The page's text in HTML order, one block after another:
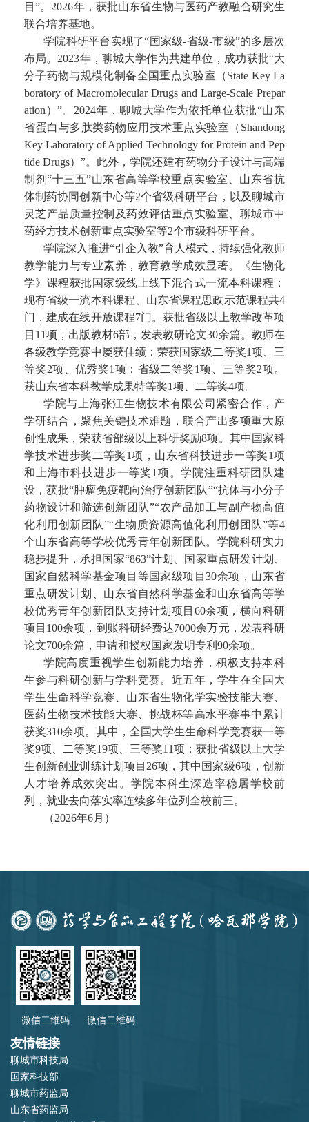
目”。2026年，获批山东省生物与医药产教融合研究生
联合培养基地。
学院科研平台实现了“国家级-省级-市级”的多层次
布局。2023年，聊城大学作为共建单位，成功获批“大
分子药物与规模化制备全国重点实验室（State Key La
boratory of Macromolecular Drugs and Large-Scale Prepar
ation）”。2024年，聊城大学作为依托单位获批“山东
省蛋白与多肽类药物应用技术重点实验室（Shandong
Key Laboratory of Applied Technology for Protein and Pep
tide Drugs）”。此外，学院还建有药物分子设计与高端
制剂“十三五”山东省高等学校重点实验室、山东省抗
体制药协同创新中心等2个省级科研平台，以及聊城市
灵芝产品质量控制及药效评估重点实验室、聊城市中
药经方技术创新重点实验室等2个市级科研平台。
学院深入推进“引企入教”育人模式，持续强化教师
教学能力与专业素养，教育教学成效显著。《生物化
学》课程获批国家级线上线下混合式一流本科课程；
现有省级一流本科课程、山东省课程思政示范课程共4
门，建成在线开放课程7门。获批省级以上教学改革项
目11项，出版教材6部，发表教研论文30余篇。教师在
各级教学竞赛中屡获佳绩：荣获国家级二等奖1项、三
等奖2项、优秀奖1项；省级二等奖1项、三等奖2项。
获山东省本科教学成果特等奖1项、二等奖4项。
学院与上海张江生物技术有限公司紧密合作，产
学研结合，聚焦关键技术难题，联合产出多项重大原
创性成果，荣获省部级以上科研奖励8项。其中国家科
学技术进步奖二等奖1项，山东省科技进步一等奖1项
和上海市科技进步一等奖1项。学院注重科研团队建
设，获批“肿瘤免疫靶向治疗创新团队”“抗体与小分子
药物设计和筛选创新团队”“农产品加工与副产物高值
化利用创新团队”“生物质资源高值化利用创团队”等4
个山东省高等学校优秀青年创新团队。学院科研实力
稳步提升，承担国家“863”计划、国家重点研发计划、
国家自然科学基金项目等国家级项目30余项，山东省
重点研发计划、山东省自然科学基金和山东省高等学
校优秀青年创新团队支持计划项目60余项，横向科研
项目100余项，到账科研经费达7000余万元，发表科研
论文700余篇，申请和授权国家发明专利90余项。
学院高度重视学生创新能力培养，积极支持本科
生参与科研创新与学科竞赛。近五年，学生在全国大
学生生命科学竞赛、山东省生物化学实验技能大赛、
医药生物技术技能大赛、挑战杯等高水平赛事中累计
获奖310余项。其中，全国大学生生命科学竞赛获一等
奖9项、二等奖19项、三等奖11项；获批省级以上大学
生创新创业训练计划项目26项，其中国家级6项，创新
人才培养成效突出。学院本科生深造率稳居学校前
列，就业去向落实率连续多年位列全校前三。
（2026年6月）
微信二维码 微信二维码
友情链接
聊城市科技局
国家科技部
聊城市药监局
山东省药监局